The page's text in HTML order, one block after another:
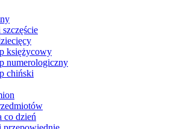
księżycowy
numerologiczny
chiński
co dzień